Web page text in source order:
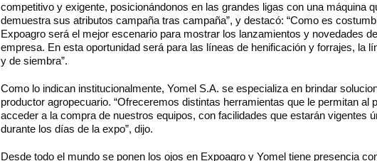
competitivo y exigente, posicionándonos en las grandes ligas con una máquina
demuestra sus atributos campaña tras campaña”, y destacó: “Como es
Expoagro será el mejor escenario para mostrar los lanzamientos y novedades
empresa. En esta oportunidad será para las líneas de henificación y forrajes, la
y de siembra”.
Como lo indican institucionalmente, Yomel S.A. se especializa en brindar
productor agropecuario. “Ofreceremos distintas herramientas que le permitan al
acceder a la compra de nuestros equipos, con facilidades que estarán vigentes
durante los días de la expo”, dijo.
Desde todo el mundo se ponen los ojos en Expoagro y Yomel tiene presencia